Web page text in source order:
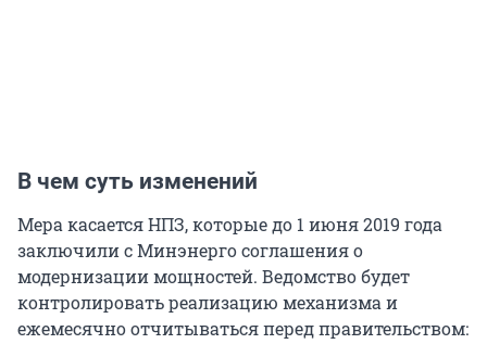
В чем суть изменений
Мера касается НПЗ, которые до 1 июня 2019 года
заключили с Минэнерго соглашения о
модернизации мощностей. Ведомство будет
контролировать реализацию механизма и
ежемесячно отчитываться перед правительством: